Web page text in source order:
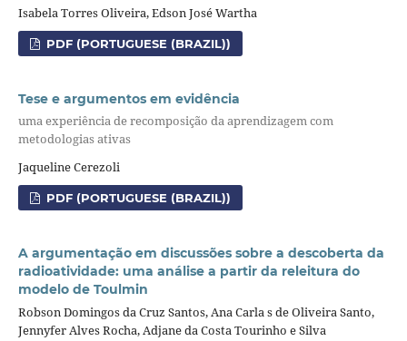
Isabela Torres Oliveira, Edson José Wartha
PDF (PORTUGUESE (BRAZIL))
Tese e argumentos em evidência
uma experiência de recomposição da aprendizagem com
metodologias ativas
Jaqueline Cerezoli
PDF (PORTUGUESE (BRAZIL))
A argumentação em discussões sobre a descoberta da
radioatividade: uma análise a partir da releitura do
modelo de Toulmin
Robson Domingos da Cruz Santos, Ana Carla s de Oliveira Santo,
Jennyfer Alves Rocha, Adjane da Costa Tourinho e Silva